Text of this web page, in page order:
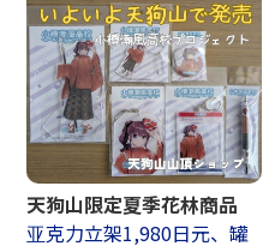
天狗山限定夏季花林商品
亚克力立架1,980日元、罐